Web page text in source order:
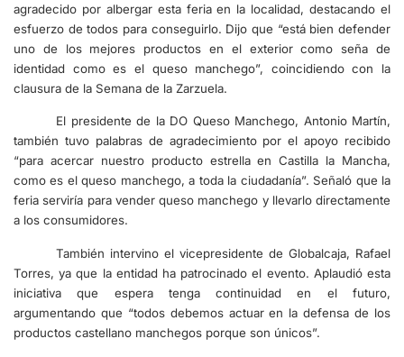
agradecido por albergar esta feria en la localidad, destacando el
esfuerzo de todos para conseguirlo. Dijo que “está bien defender
uno de los mejores productos en el exterior como seña de
identidad como es el queso manchego”, coincidiendo con la
clausura de la Semana de la Zarzuela.
El presidente de la DO Queso Manchego, Antonio Martín,
también tuvo palabras de agradecimiento por el apoyo recibido
“para acercar nuestro producto estrella en Castilla la Mancha,
como es el queso manchego, a toda la ciudadanía”. Señaló que la
feria serviría para vender queso manchego y llevarlo directamente
a los consumidores.
También intervino el vicepresidente de Globalcaja, Rafael
Torres, ya que la entidad ha patrocinado el evento. Aplaudió esta
iniciativa que espera tenga continuidad en el futuro,
argumentando que “todos debemos actuar en la defensa de los
productos castellano manchegos porque son únicos”.